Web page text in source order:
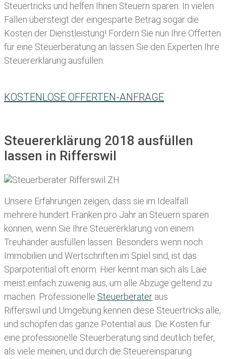
Steuertricks und helfen Ihnen Steuern sparen. In vielen
Fällen übersteigt der eingesparte Betrag sogar die
Kosten der Dienstleistung! Fordern Sie nun Ihre Offerten
für eine Steuerberatung an lassen Sie den Experten Ihre
Steuererklärung ausfüllen:
KOSTENLOSE OFFERTEN-ANFRAGE
Steuererklärung 2018 ausfüllen
lassen in Rifferswil
Unsere Erfahrungen zeigen, dass sie im Idealfall
mehrere hundert Franken pro Jahr an Steuern sparen
können, wenn Sie Ihre Steuererklärung von einem
Treuhänder ausfüllen lassen . Besonders wenn noch
Immobilien und Wertschriften im Spiel sind, ist das
Sparpotential oft enorm. Hier kennt man sich als Laie
meist einfach zuwenig aus, um alle Abzüge geltend zu
machen. Professionelle Steuerberater aus
Rifferswil und Umgebung kennen diese Steuertricks alle,
und schöpfen das ganze Potential aus. Die Kosten für
eine professionelle Steuerberatung sind deutlich tiefer,
als viele meinen, und durch die Steuereinsparung